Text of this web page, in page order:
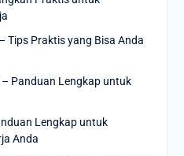
Tips Praktis yang Bisa Anda
Panduan Lengkap untuk
Lengkap untuk
Anda